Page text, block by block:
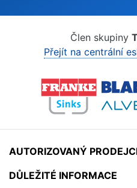
Člen skupiny
Přejít na centrální
AUTORIZOVANÝ
DŮLEŽITÉ INFORMACE